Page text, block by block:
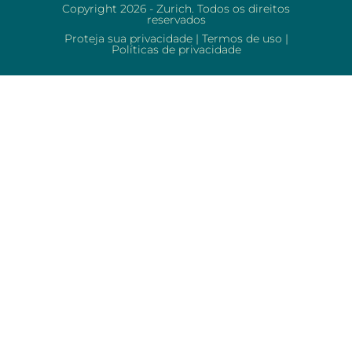
Copyright 2026 - Zurich. Todos os direitos
reservados
Proteja sua privacidade | Termos de uso |
Políticas de privacidade